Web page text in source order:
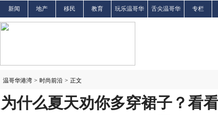
新闻 地产 移民 教育 玩乐温哥华 舌尖温哥华 专栏
温哥华港湾 > 时尚前沿 > 正文
为什么夏天劝你多穿裙子？看